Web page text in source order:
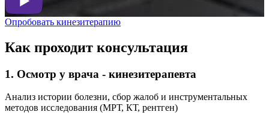
Опробовать кинезитерапию
Как проходит консультация
1. Осмотр у врача - кинезитерапевта
Анализ истории болезни, сбор жалоб и инструментальных
методов исследования (МРТ, КТ, рентген)